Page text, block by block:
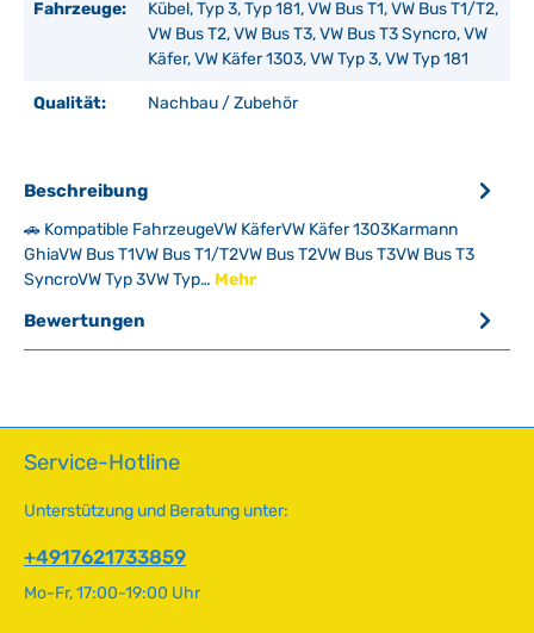
Fahrzeuge:
Kübel, Typ 3, Typ 181, VW Bus T1, VW Bus T1/T2,
VW Bus T2, VW Bus T3, VW Bus T3 Syncro, VW
Käfer, VW Käfer 1303, VW Typ 3, VW Typ 181
Qualität: Nachbau / Zubehör
Beschreibung
🚗 Kompatible FahrzeugeVW KäferVW Käfer 1303Karmann
GhiaVW Bus T1VW Bus T1/T2VW Bus T2VW Bus T3VW Bus T3
SyncroVW Typ 3VW Typ… Mehr
Bewertungen
Service-Hotline
Unterstützung und Beratung unter:
+4917621733859
Mo-Fr, 17:00-19:00 Uhr